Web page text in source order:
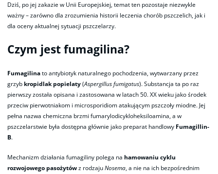
Dziś, po jej zakazie w Unii Europejskiej, temat ten pozostaje niezwykle
ważny – zarówno dla zrozumienia historii leczenia chorób pszczelich, jak i
dla oceny aktualnej sytuacji pszczelarzy.
Czym jest fumagilina?
Fumagilinato antybiotyk naturalnego pochodzenia, wytwarzany przez
grzyb kropidlak popielaty(Aspergillus fumigatus). Substancja ta po raz
pierwszy została opisana i zastosowana w latach 50. XX wieku jako środek
przeciw pierwotniakom i microsporidiom atakującym pszczoły miodne. Jej
pełna nazwa chemiczna brzmi fumarylodicykloheksiloamina, a w
pszczelarstwie była dostępna głównie jako preparat handlowy Fumagillin-
B.
Mechanizm działania fumagiliny polega na hamowaniu cyklu
rozwojowego pasożytówz rodzajuNosema, a nie na ich bezpośrednim